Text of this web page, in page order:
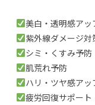
美白・透明感アッ
紫外線ダメージ対
シミ・くすみ予防
肌荒れ予防
ハリ・ツヤ感アッ
疲労回復サポート